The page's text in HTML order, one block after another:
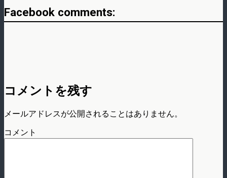
Facebook comments:
コメントを残す
メールアドレスが公開されることはありません。
コメント